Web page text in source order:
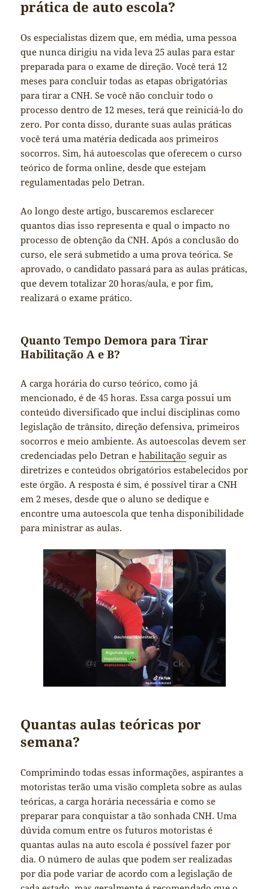
prática de auto escola?
Os especialistas dizem que, em média, uma pessoa
que nunca dirigiu na vida leva 25 aulas para estar
preparada para o exame de direção. Você terá 12
meses para concluir todas as etapas obrigatórias
para tirar a CNH. Se você não concluir todo o
processo dentro de 12 meses, terá que reiniciá-lo do
zero. Por conta disso, durante suas aulas práticas
você terá uma matéria dedicada aos primeiros
socorros. Sim, há autoescolas que oferecem o curso
teórico de forma online, desde que estejam
regulamentadas pelo Detran.
Ao longo deste artigo, buscaremos esclarecer
quantos dias isso representa e qual o impacto no
processo de obtenção da CNH. Após a conclusão do
curso, ele será submetido a uma prova teórica. Se
aprovado, o candidato passará para as aulas práticas,
que devem totalizar 20 horas/aula, e por fim,
realizará o exame prático.
Quanto Tempo Demora para Tirar
Habilitação A e B?
A carga horária do curso teórico, como já
mencionado, é de 45 horas. Essa carga possui um
conteúdo diversificado que inclui disciplinas como
legislação de trânsito, direção defensiva, primeiros
socorros e meio ambiente. As autoescolas devem ser
credenciadas pelo Detran ehabilitação seguir as
diretrizes e conteúdos obrigatórios estabelecidos por
este órgão. A resposta é sim, é possível tirar a CNH
em 2 meses, desde que o aluno se dedique e
encontre uma autoescola que tenha disponibilidade
para ministrar as aulas.
Quantas aulas teóricas por
semana?
Comprimindo todas essas informações, aspirantes a
motoristas terão uma visão completa sobre as aulas
teóricas, a carga horária necessária e como se
preparar para conquistar a tão sonhada CNH. Uma
dúvida comum entre os futuros motoristas é
quantas aulas na auto escola é possível fazer por
dia. O número de aulas que podem ser realizadas
por dia pode variar de acordo com a legislação de